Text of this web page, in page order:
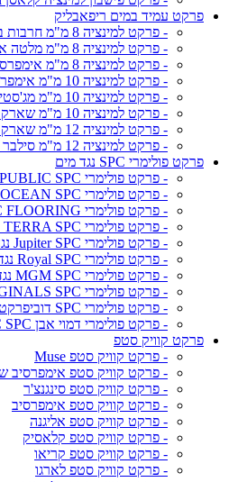
פרקט עמיד במים ריפאבליק
- פרקט למינציה 8 מ"מ חרבות ברזל
- פרקט למינציה 8 מ"מ מלטה איילנד
- פרקט למינציה 8 מ"מ אימפרסיב פלוס
- פרקט למינציה 10 מ"מ אימפרסיב פלוס
- פרקט למינציה 10 מ"מ מג'סטיק קראון
- פרקט למינציה 10 מ"מ שארק אושן 10
- פרקט למינציה 12 מ"מ שארק אושן 12
- פרקט למינציה 12 מ"מ סילבר ווילואו
פרקט פולימרי SPC נגד מים
- פרקט פולימרי REPUBLIC SPC נגד מים
- פרקט פולימרי OCEAN SPC פנטום נגד מים
- פרקט פולימרי SPC FLOORING נגד מים
- פרקט פולימרי TERRA SPC טרה נגד מים
- פרקט פולימרי Jupiter SPC נגד מים
- פרקט פולימרי Royal SPC נגד מים
- פרקט פולימרי MGM SPC נגד מים
- פרקט פולימרי ORIGINALS SPC נגד מים
- פרקט פולימרי SPC דוביפרקט נגד מים
- פרקט פולימרי דמוי אבן REPUBLIC SPC נגד מים
פרקט קוויק סטפ
- פרקט קוויק סטפ Muse
- פרקט קוויק סטפ אימפרסיב
- פרקט קוויק סטפ סינגנצ'ר
- פרקט קוויק סטפ אימפרסיב
- פרקט קוויק סטפ אליגנה
- פרקט קוויק סטפ קלאסיק
- פרקט קוויק סטפ קריאו
- פרקט קוויק סטפ לארגו